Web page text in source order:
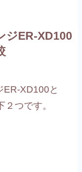
ジER-XD100
ER-XD100と
つです。